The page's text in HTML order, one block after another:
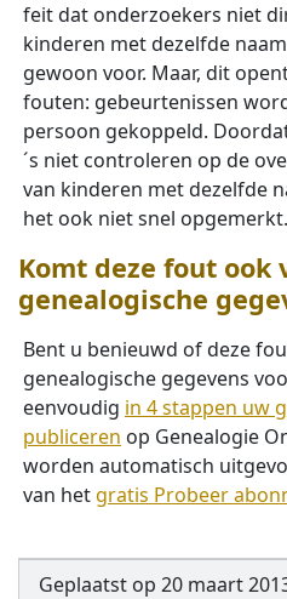
feit dat onderzoekers niet
kinderen met dezelfde
gewoon voor. Maar, dit
fouten: gebeurtenissen
persoon gekoppeld.
´s niet controleren op de
van kinderen met dezelfde
het ook niet snel opgemerkt.
Komt deze fout ook
genealogische
Bent u benieuwd of deze
genealogische gegevens
eenvoudig in 4 stappen uw
publiceren op Genealogie
worden automatisch
van hetgratis Probeer
Geplaatst op 20 maart